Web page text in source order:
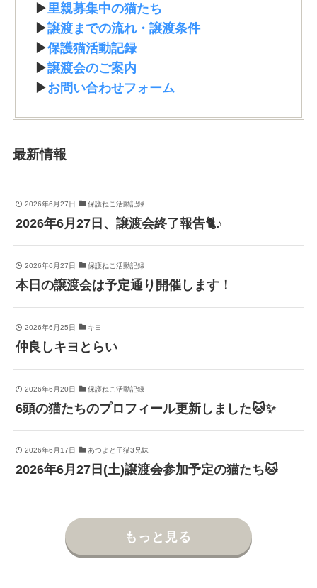
▶︎里親募集中の猫たち
▶︎譲渡までの流れ・譲渡条件
▶︎保護猫活動記録
▶︎譲渡会のご案内
▶︎お問い合わせフォーム
最新情報
2026年6月27日 保護ねこ活動記録
2026年6月27日、譲渡会終了報告🐈♪
2026年6月27日 保護ねこ活動記録
本日の譲渡会は予定通り開催します！
2026年6月25日 キヨ
仲良しキヨとらい
2026年6月20日 保護ねこ活動記録
6頭の猫たちのプロフィール更新しました🐱✨
2026年6月17日 あつよと子猫3兄妹
2026年6月27日(土)譲渡会参加予定の猫たち🐱
もっと見る